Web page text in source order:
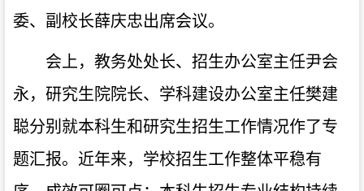
委、副校长薛庆忠出席会议。
会上，教务处处长、招生办公室主任尹会
永，研究生院院长、学科建设办公室主任樊建
聪分别就本科生和研究生招生工作情况作了专
题汇报。近年来，学校招生工作整体平稳有